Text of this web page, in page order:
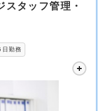
スタッフ管理・
日勤務